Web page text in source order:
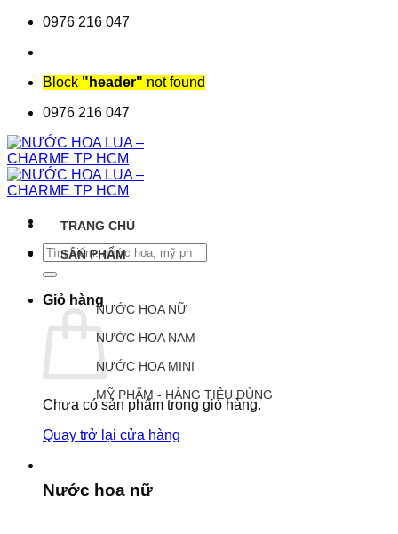
Chuyển0976 216 047
Block "header" not found
0976 216 047
Tìm
kiếm:
Giỏ hàng
Chưa có sản phẩm trong giỏ hàng.
Quay trở lại cửa hàng
TRANG CHỦ
SẢN PHẨM
NƯỚC HOA NỮ
NƯỚC HOA NAM
NƯỚC HOA MINI
MỸ PHẨM - HÀNG TIÊU DÙNG
Nước hoa nữ